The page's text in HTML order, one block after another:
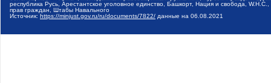
республика Русь, Арестантское уголовное единство, Башкорт, Нация и свобода,
прав граждан, Штабы Навального
Источник: https://minjust.gov.ru/ru/documents/7822/ данные на 06.08.2021